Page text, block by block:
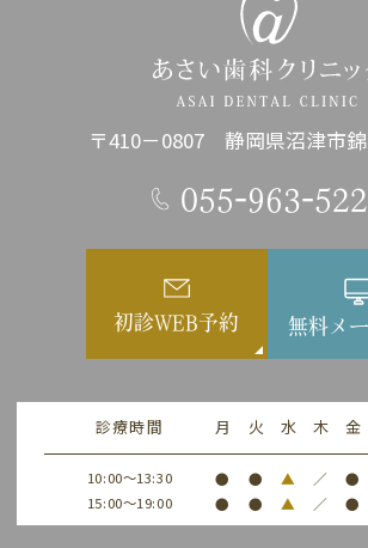
〒410－0807 静岡県沼津市
055-963-
初診WEB予約 無料メ
診療時間 月 火 水 木 金
10:00～13:30 ● ● ▲ ／ ●
15:00～19:00 ● ● ▲ ／ ●